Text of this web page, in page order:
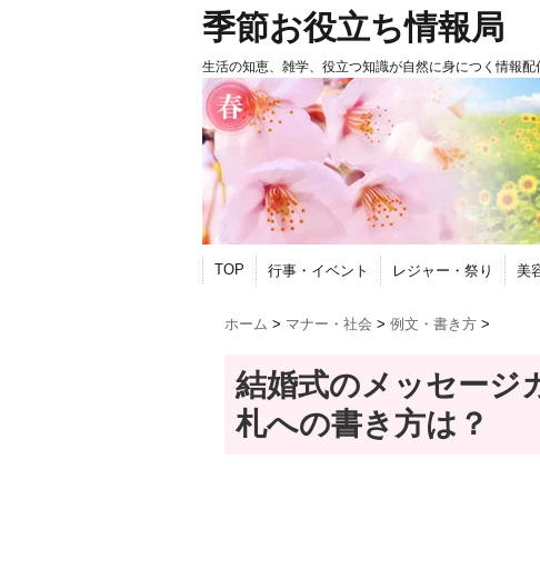
季節お役立ち情報局
生活の知恵、雑学、役立つ知識が自然に身につく情報配
TOP 行事・イベント レジャー・祭り 美
ホーム > マナー・社会 > 例文・書き方 >
結婚式のメッセージ
札への書き方は？